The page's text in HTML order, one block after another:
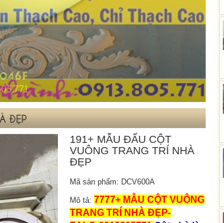
ĐẸP
191+ MẪU ĐẤU CỘT
VUÔNG TRANG TRÍ NHÀ
ĐẸP
Mã sản phẩm: DCV600A
Mô tả: 7777+ MẪU CỘT VUÔNG
TRANG TRÍ NHÀ ĐẸP-